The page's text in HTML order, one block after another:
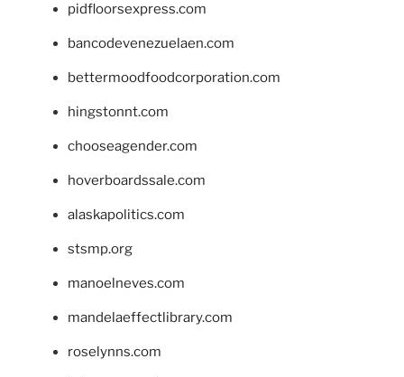
pidfloorsexpress.com
bancodevenezuelaen.com
bettermoodfoodcorporation.com
hingstonnt.com
chooseagender.com
hoverboardssale.com
alaskapolitics.com
stsmp.org
manoelneves.com
mandelaeffectlibrary.com
roselynns.com